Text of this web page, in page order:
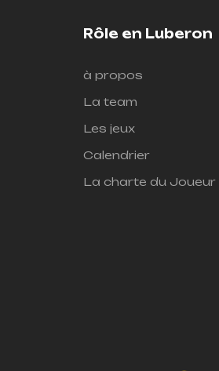
Rôle en Luberon
à propos
La team
Les jeux
Calendrier
La charte du Joueur